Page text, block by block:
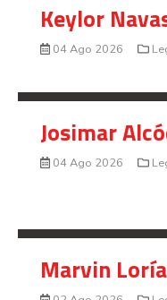
Keylor
04 Ago 2026
Josimar
04 Ago 2026
Marvin